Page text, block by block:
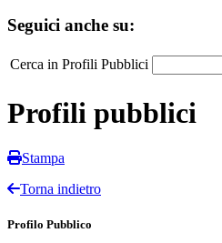
Seguici anche su:
Cerca in Profili Pubblici
Profili pubblici
Stampa
Torna indietro
Profilo Pubblico